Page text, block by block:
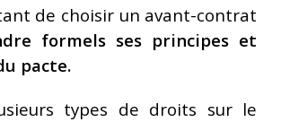
de choisir un avant-contrat
formels ses principes et
pacte.
types de droits sur le